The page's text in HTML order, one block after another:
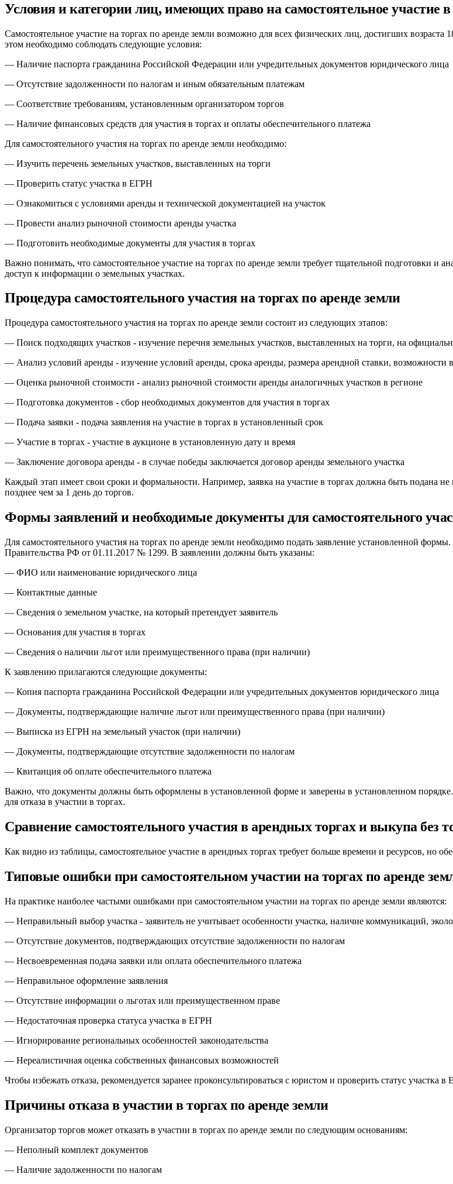
Условия и категории лиц, имеющих право на самостоятельное участие
Самостоятельное участие на торгах по аренде земли возможно для всех физических лиц, достигших
этом необходимо соблюдать следующие условия:
— Наличие паспорта гражданина Российской Федерации или учредительных документов юридического лица
— Отсутствие задолженности по налогам и иным обязательным платежам
— Соответствие требованиям, установленным организатором торгов
— Наличие финансовых средств для участия в торгах и оплаты обеспечительного платежа
Для самостоятельного участия на торгах по аренде земли необходимо:
— Изучить перечень земельных участков, выставленных на торги
— Проверить статус участка в ЕГРН
— Ознакомиться с условиями аренды и технической документацией на участок
— Провести анализ рыночной стоимости аренды участка
— Подготовить необходимые документы для участия в торгах
Важно понимать, что самостоятельное участие на торгах по аренде земли требует тщательной подготовки и
доступ к информации о земельных участках.
Процедура самостоятельного участия на торгах по аренде земли
Процедура самостоятельного участия на торгах по аренде земли состоит из следующих этапов:
— Поиск подходящих участков - изучение перечня земельных участков, выставленных на торги, на
— Анализ условий аренды - изучение условий аренды, срока аренды, размера арендной ставки, возможности
— Оценка рыночной стоимости - анализ рыночной стоимости аренды аналогичных участков в регионе
— Подготовка документов - сбор необходимых документов для участия в торгах
— Подача заявки - подача заявления на участие в торгах в установленный срок
— Участие в торгах - участие в аукционе в установленную дату и время
— Заключение договора аренды - в случае победы заключается договор аренды земельного участка
Каждый этап имеет свои сроки и формальности. Например, заявка на участие в торгах должна быть подана
позднее чем за 1 день до торгов.
Формы заявлений и необходимые документы для самостоятельного
Для самостоятельного участия на торгах по аренде земли необходимо подать заявление установленной
Правительства РФ от 01.11.2017 № 1299. В заявлении должны быть указаны:
— ФИО или наименование юридического лица
— Контактные данные
— Сведения о земельном участке, на который претендует заявитель
— Основания для участия в торгах
— Сведения о наличии льгот или преимущественного права (при наличии)
К заявлению прилагаются следующие документы:
— Копия паспорта гражданина Российской Федерации или учредительных документов юридического лица
— Документы, подтверждающие наличие льгот или преимущественного права (при наличии)
— Выписка из ЕГРН на земельный участок (при наличии)
— Документы, подтверждающие отсутствие задолженности по налогам
— Квитанция об оплате обеспечительного платежа
Важно, что документы должны быть оформлены в установленной форме и заверены в установленном
для отказа в участии в торгах.
Сравнение самостоятельного участия в арендных торгах и выкупа без
Как видно из таблицы, самостоятельное участие в арендных торгах требует больше времени и ресурсов, но
Типовые ошибки при самостоятельном участии на торгах по аренде
На практике наиболее частыми ошибками при самостоятельном участии на торгах по аренде земли являются:
— Неправильный выбор участка - заявитель не учитывает особенности участка, наличие коммуникаций,
— Отсутствие документов, подтверждающих отсутствие задолженности по налогам
— Несвоевременная подача заявки или оплата обеспечительного платежа
— Неправильное оформление заявления
— Отсутствие информации о льготах или преимущественном праве
— Недостаточная проверка статуса участка в ЕГРН
— Игнорирование региональных особенностей законодательства
— Нереалистичная оценка собственных финансовых возможностей
Чтобы избежать отказа, рекомендуется заранее проконсультироваться с юристом и проверить статус
Причины отказа в участии в торгах по аренде земли
Организатор торгов может отказать в участии в торгах по аренде земли по следующим основаниям:
— Неполный комплект документов
— Наличие задолженности по налогам